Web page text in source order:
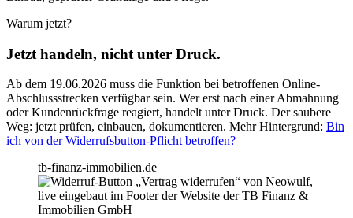
Warum jetzt?
Jetzt handeln, nicht unter Druck.
Ab dem 19.06.2026 muss die Funktion bei betroffenen Online-
Abschlussstrecken verfügbar sein. Wer erst nach einer Abmahnung
oder Kundenrückfrage reagiert, handelt unter Druck. Der saubere
Weg: jetzt prüfen, einbauen, dokumentieren. Mehr Hintergrund: Bin
ich von der Widerrufsbutton-Pflicht betroffen?
tb-finanz-immobilien.de